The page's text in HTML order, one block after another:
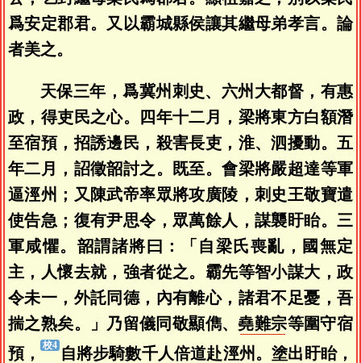
爲安定郡君。又以霸城縣侯讓其繼母弟孝言。論
者美之。
天保三年，爲冀州刺史、六州大都督，有惠
政，得吏民之心。四年十二月，梁將東方白額潛
至宿預，招誘邊民，殺害長吏，淮、泗擾動。五
年二月，詔徵韶討之。既至。會梁將嚴超達等軍
逼涇州；又陳武帝率眾將攻廣陵，刺史王敬寶遣
使告急；復有尹思令，眾萬餘人，謀襲盱眙。三
軍咸懼。韶謂諸將曰：「自梁氏喪亂，國無定
主，人懷去就，強者從之。霸先等智小謀大，政
令未一，外託同德，內有離心，諸君不足憂，吾
揣之熟矣。」乃留儀同敬顯儁、 堯難宗等圍守宿
預，
自將步騎數千人倍道赴涇州。塗出盱眙，